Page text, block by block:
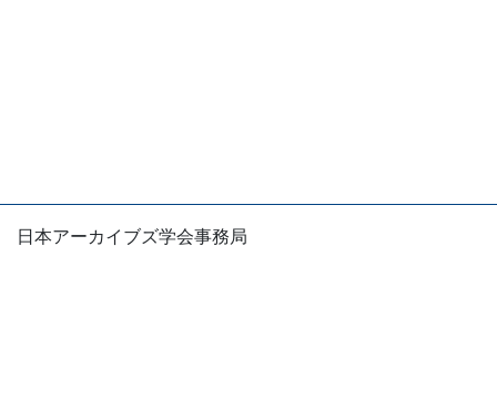
2023年9月28日
【中止】日本アーカイブズ学会2023年度第1回研究
日本アーカイブズ学会事務局